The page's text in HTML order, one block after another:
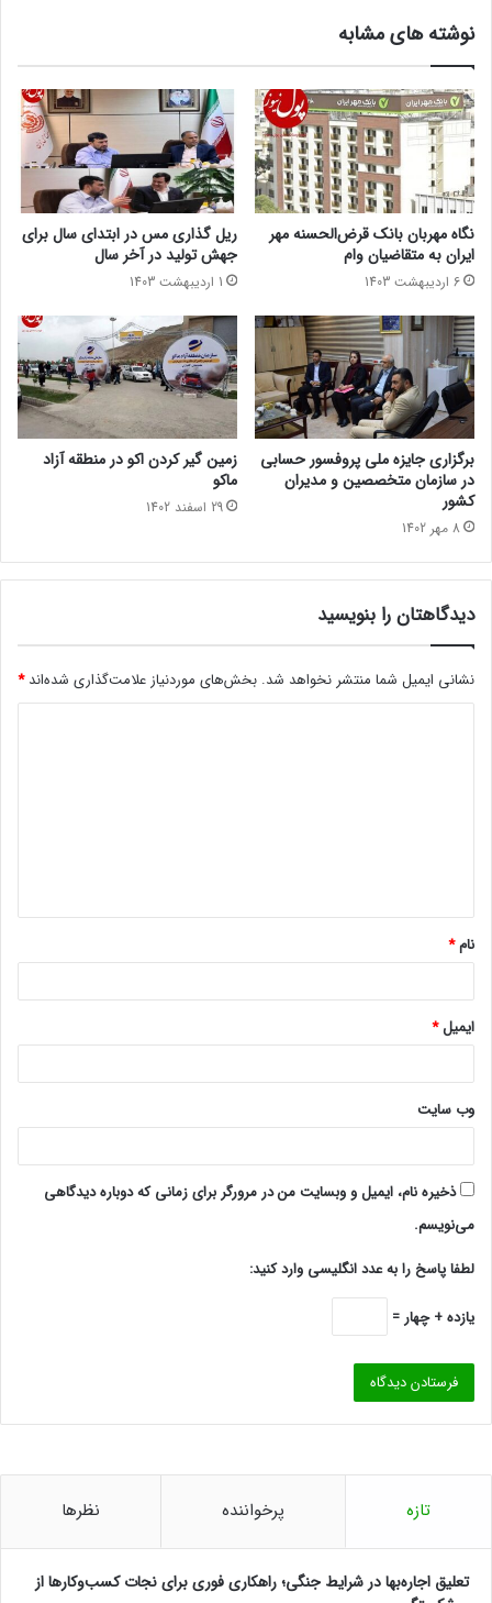
نوشته های مشابه
نگاه مهربان بانک قرض‌الحسنه مهر
ایران به متقاضیان وام
6 اردیبهشت 1403
ریل گذاری مس در ابتدای سال برای
جهش تولید در آخر سال
1 اردیبهشت 1403
برگزاری جایزه ملی پروفسور حسابی
در سازمان متخصصین و مدیران
کشور
8 مهر 1402
زمین گیر کردن اکو در منطقه آزاد
ماکو
29 اسفند 1402
دیدگاهتان را بنویسید
نشانی ایمیل شما منتشر نخواهد شد. بخش‌های موردنیاز علامت‌گذاری شده‌اند*
*
نام*
ایمیل*
وب‌ سایت
ذخیره نام، ایمیل و وبسایت من در مرورگر برای زمانی که دوباره دیدگاهی
می‌نویسم.
لطفا پاسخ را به عدد انگلیسی وارد کنید:
یازده + چهار =
تازه پرخواننده نظرها
تعلیق اجاره‌بها در شرایط جنگی؛ راهکاری فوری برای نجات کسب‌وکارها از